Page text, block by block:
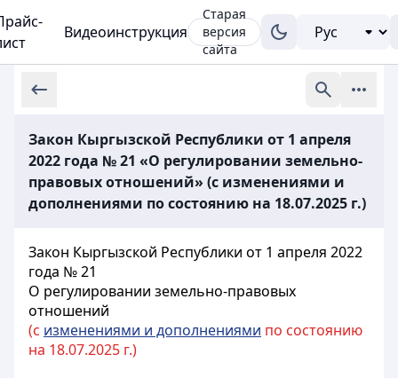
Видеоинструкция
Старая
версия
сайта
Закон Кыргызской Республики от 1 апреля
2022 года № 21 «О регулировании земельно-
правовых отношений» (с изменениями и
дополнениями по состоянию на 18.07.2025 г.)
Закон Кыргызской Республики от 1 апреля 2022
года № 21
О регулировании земельно-правовых
отношений
(с изменениями и дополнениями по состоянию
на 18.07.2025 г.)